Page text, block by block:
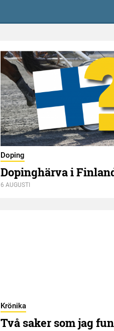
Doping
Dopinghärva i
6 AUGUSTI
Krönika
Två saker som jag